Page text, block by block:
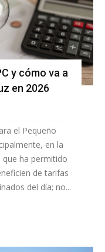
y cómo va a
en 2026
el Pequeño
en la
ha permitido
de tarifas
del día; no...